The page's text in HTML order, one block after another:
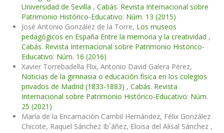
Universidad de Sevilla , Cabás. Revista Internacional sobre
Patrimonio Histórico-Educativo: Núm. 13 (2015)
José Antonio González de la Torre, Los museos
pedagógicos en España Entre la memoria y la creatividad ,
Cabás. Revista Internacional sobre Patrimonio Histórico-
Educativo: Núm. 16 (2016)
Xavier Torrebadella Flix, Antonio David Galera Pérez,
Noticias de la gimnasia o educación física en los colegios
privados de Madrid (1833-1883) , Cabás. Revista
Internacional sobre Patrimonio Histórico-Educativo: Núm.
25 (2021)
María de la Encarnación Cambil Hernández, Félix González
Chicote, Raquel Sánchez Ib´áñez, Eloisa del Alisal Sánchez ,